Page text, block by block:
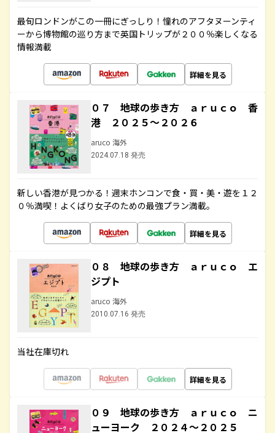
最旬ロンドンがこの一冊にぎっしり！憧れのアフタヌーンティ
ーから博物館の巡り方まで英国トリップが２００％楽しくなる
情報満載
詳細を見る
０７ 地球の歩き方 ａｒｕｃｏ 香
港 ２０２５～２０２６
aruco 海外
2024.07.18 発売
新しい香港が見つかる！週末ホンコンで食・買・美・遊を１２
０％満喫！よくばり女子のための最強プラン満載。
詳細を見る
０８ 地球の歩き方 ａｒｕｃｏ エ
ジプト
aruco 海外
2010.07.16 発売
当社在庫切れ
詳細を見る
０９ 地球の歩き方 ａｒｕｃｏ ニ
ューヨーク ２０２４～２０２５